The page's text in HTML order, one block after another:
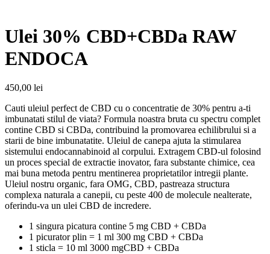
Ulei 30% CBD+CBDa RAW
ENDOCA
450,00 lei
Cauti uleiul perfect de CBD cu o concentratie de 30% pentru a-ti
imbunatati stilul de viata? Formula noastra bruta cu spectru complet
contine CBD si CBDa, contribuind la promovarea echilibrului si a
starii de bine imbunatatite. Uleiul de canepa ajuta la stimularea
sistemului endocannabinoid al corpului. Extragem CBD-ul folosind
un proces special de extractie inovator, fara substante chimice, cea
mai buna metoda pentru mentinerea proprietatilor intregii plante.
Uleiul nostru organic, fara OMG, CBD, pastreaza structura
complexa naturala a canepii, cu peste 400 de molecule nealterate,
oferindu-va un ulei CBD de incredere.
1 singura picatura contine 5 mg CBD + CBDa
1 picurator plin = 1 ml 300 mg CBD + CBDa
1 sticla = 10 ml 3000 mgCBD + CBDa